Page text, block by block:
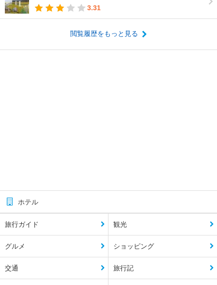
3.31
閲覧履歴をもっと見る
ホテル
旅行ガイド 観光
グルメ ショッピング
交通 旅行記